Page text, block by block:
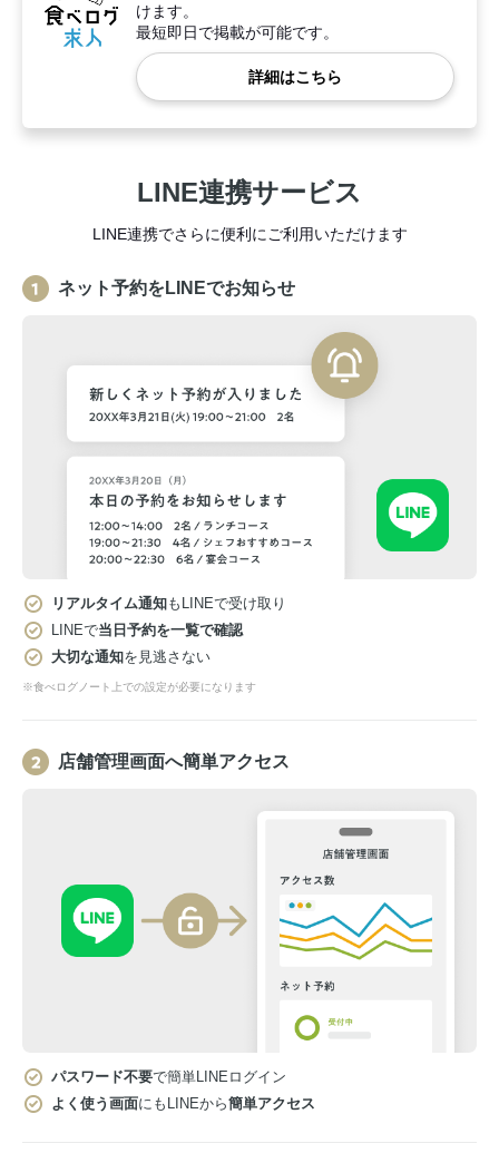
けます。
最短即日で掲載が可能です。
詳細はこちら
LINE連携サービス
LINE連携でさらに便利にご利用いただけます
ネット予約をLINEでお知らせ
リアルタイム通知もLINEで受け取り
LINEで当日予約を一覧で確認
大切な通知を見逃さない
※食べログノート上での設定が必要になります
店舗管理画面へ簡単アクセス
パスワード不要で簡単LINEログイン
よく使う画面にもLINEから簡単アクセス